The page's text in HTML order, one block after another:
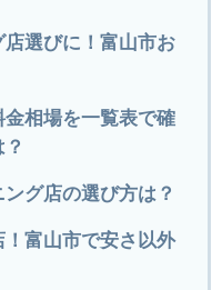
選びに！富山市お
相場を一覧表で確
グ店の選び方は？
富山市で安さ以外